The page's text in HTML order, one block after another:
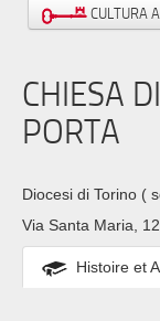
CULTURA
CHIESA
PORTA
Diocesi di Torino (
Via Santa Maria,
Histoire et